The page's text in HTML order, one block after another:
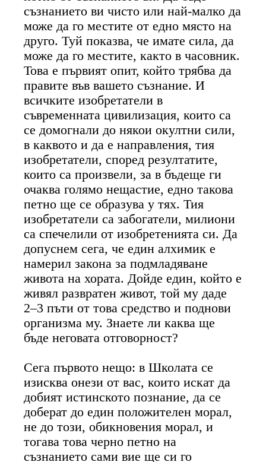
съзнанието ви чисто или най-малко да
може да го местите от едно място на
друго. Туй показва, че имате сила, да
може да го местите, както в часовник.
Това е първият опит, който трябва да
правите във вашето съзнание. И
всичките изобретатели в
съвременната цивилизация, които са
се домогнали до някои окултни сили,
в каквото и да е направления, тия
изобретатели, според резултатите,
които са произвели, за в бъдеще ги
очаква голямо нещастие, едно такова
петно ще се образува у тях. Тия
изобретатели са забогатели, милиони
са спечелили от изобретенията си. Да
допуснем сега, че един алхимик е
намерил закона за подмладяване
живота на хората. Дойде един, който е
живял развратен живот, той му даде
2–3 пъти от това средство и поднови
организма му. Знаете ли каква ще
бъде неговата отговорност?
Сега първото нещо: в Школата се
изисква онези от вас, които искат да
добият истинското познание, да се
доберат до един положителен морал,
не до този, обикновения морал, и
тогава това черно петно на
съзнанието сами вие ще си го